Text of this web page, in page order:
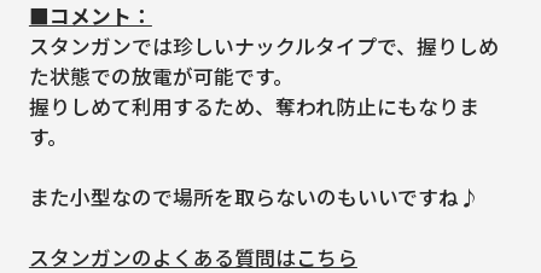
■コメント：
スタンガンでは珍しいナックルタイプで、握りしめ
た状態での放電が可能です。
握りしめて利用するため、奪われ防止にもなりま
す。
また小型なので場所を取らないのもいいですね♪
スタンガンのよくある質問はこちら